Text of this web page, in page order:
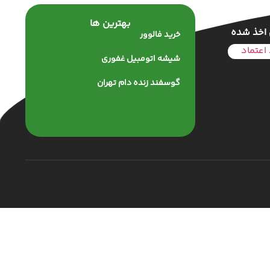
اخذ شده
بهترین ها
خرید فالوور
شیشه اتومبیل غفوری
گوسفند زنده دام تهران